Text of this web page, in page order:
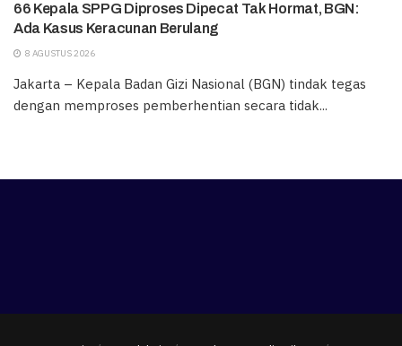
66 Kepala SPPG Diproses Dipecat Tak Hormat, BGN:
Ada Kasus Keracunan Berulang
8 AGUSTUS 2026
Jakarta – Kepala Badan Gizi Nasional (BGN) tindak tegas
dengan memproses pemberhentian secara tidak...